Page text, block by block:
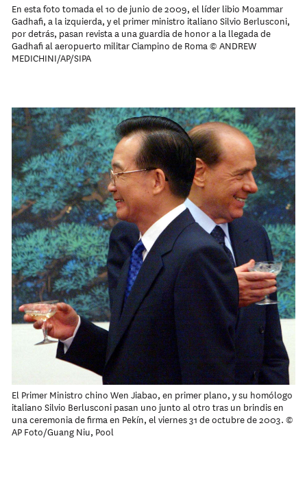
En esta foto tomada el 10 de junio de 2009, el líder libio Moammar
Gadhafi, a la izquierda, y el primer ministro italiano Silvio Berlusconi,
por detrás, pasan revista a una guardia de honor a la llegada de
Gadhafi al aeropuerto militar Ciampino de Roma © ANDREW
MEDICHINI/AP/SIPA
El Primer Ministro chino Wen Jiabao, en primer plano, y su homólogo
italiano Silvio Berlusconi pasan uno junto al otro tras un brindis en
una ceremonia de firma en Pekín, el viernes 31 de octubre de 2003. ©
AP Foto/Guang Niu, Pool